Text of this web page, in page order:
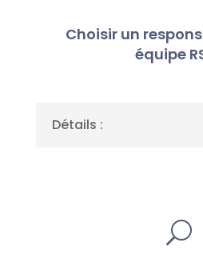
Choisir un
équipe
Détails :
U